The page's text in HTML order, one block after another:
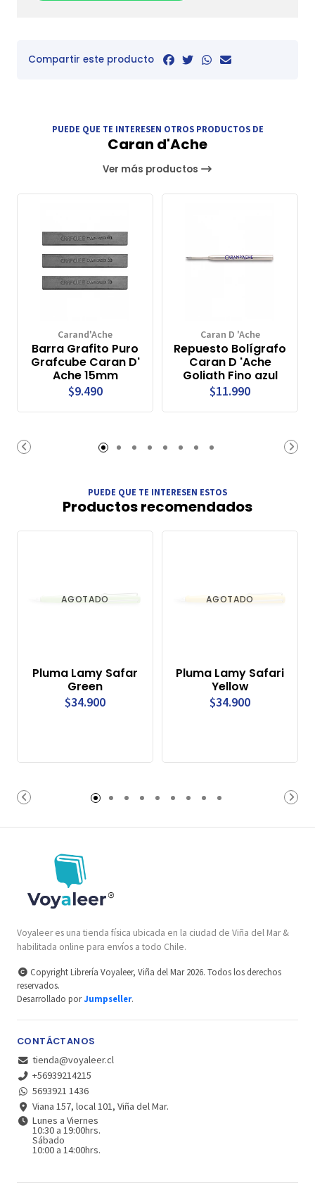
Compartir este producto
PUEDE QUE TE INTERESEN OTROS PRODUCTOS DE
Caran d'Ache
Ver más productos
Carand'Ache
Barra Grafito Puro
Grafcube Caran D'
Ache 15mm
$9.490
Caran D 'Ache
Repuesto Bolígrafo
Caran D 'Ache
Goliath Fino azul
$11.990
PUEDE QUE TE INTERESEN ESTOS
Productos recomendados
AGOTADO
Pluma Lamy Safar
Green
$34.900
AGOTADO
Pluma Lamy Safari
Yellow
$34.900
Voyaleer es una tienda física ubicada en la ciudad de Viña del Mar &
habilitada online para envíos a todo Chile.
Copyright Librería Voyaleer, Viña del Mar 2026. Todos los derechos
reservados.
Desarrollado porJumpseller.
CONTÁCTANOS
tienda@voyaleer.cl
+56939214215
5693921 1436
Viana 157, local 101, Viña del Mar.
Lunes a Viernes
10:30 a 19:00hrs.
Sábado
10:00 a 14:00hrs.